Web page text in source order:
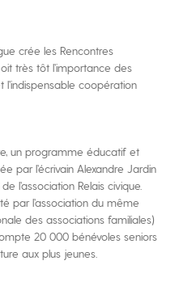
crée les Rencontres
très tôt l’importance des
l’indispensable coopération
un programme éducatif et
par l’écrivain Alexandre Jardin
l’association Relais civique.
par l’association du même
des associations familiales)
20 000 bénévoles seniors
aux plus jeunes.